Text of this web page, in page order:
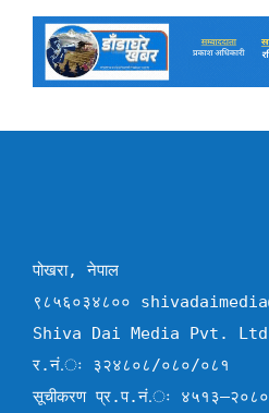
पोखरा, नेपाल
९८५६०३४८००
Shiva Dai Media Pvt.
र.नं.ः ३२४८०८/०८०/०८१
सूचीकरण प्र.प.नं.ः